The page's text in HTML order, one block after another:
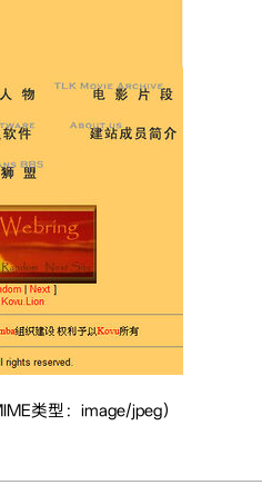
类型：image/jpeg）